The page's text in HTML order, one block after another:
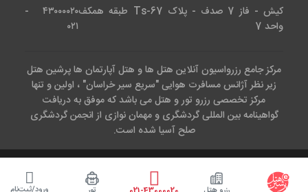
کیش - فاز 7 صدف - پلاک Ts-67 طبقه همکف
واحد 7
۴۳۰۰۰۰۲۰ -
۰۲۱
مرکز جامع رزرواسیون آنلاین هتل ها و هتل آپارتمان ها پرشین هتل
زیر نظر آژانس مسافرت هوایی "سریع سیر خراسان" ، اولین و تنها
مرکز تخصصی رزرو تور و هتل می باشد که موفق به دریافت
گواهینامه بین المللی گردشگری و مهمان نوازی از انجمن گردشگری
صلح آسیا شده است.
کلیه حقوق این وب سایت متعلق است به آژانس هواپیمایی سریع سیر.طراحی
و پیاده سازی توسط تیم IT
پرشین هتل